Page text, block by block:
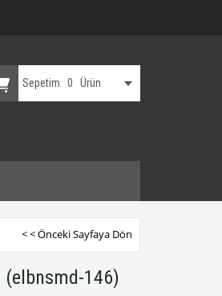
Sepetim 0 Ürün
< < Önceki Sayfaya Dön
(elbnsmd-146)